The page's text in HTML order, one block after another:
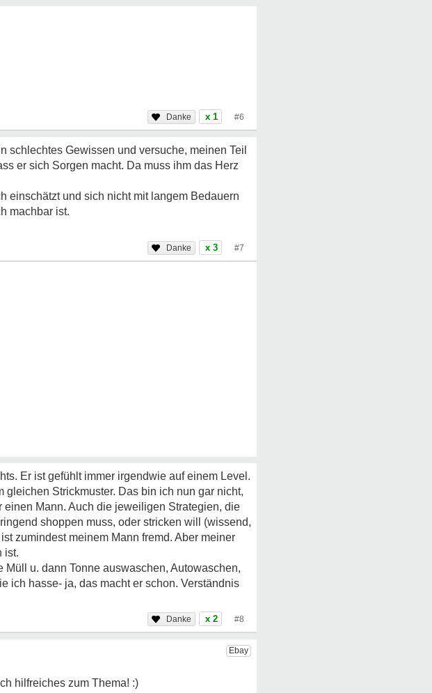
x 1 #6
schlechtes Gewissen und versuche, meinen Teil
er sich Sorgen macht. Da muss ihm das Herz
einschätzt und sich nicht mit langem Bedauern
machbar ist.
x 3 #7
Er ist gefühlt immer irgendwie auf einem Level.
Strickmuster. Das bin ich nun gar nicht,
einen Mann. Auch die jeweiligen Strategien, die
shoppen muss, oder stricken will (wissend,
zumindest meinem Mann fremd. Aber meiner
ist.
u. dann Tonne auswaschen, Autowaschen,
ich hasse- ja, das macht er schon. Verständnis
x 2 #8